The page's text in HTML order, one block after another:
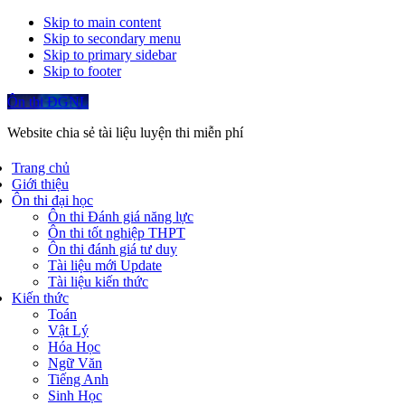
Skip to main content
Skip to secondary menu
Skip to primary sidebar
Skip to footer
Ôn thi ĐGNL
Website chia sẻ tài liệu luyện thi miễn phí
Trang chủ
Giới thiệu
Ôn thi đại học
Ôn thi Đánh giá năng lực
Ôn thi tốt nghiệp THPT
Ôn thi đánh giá tư duy
Tài liệu mới Update
Tài liệu kiến thức
Kiến thức
Toán
Vật Lý
Hóa Học
Ngữ Văn
Tiếng Anh
Sinh Học